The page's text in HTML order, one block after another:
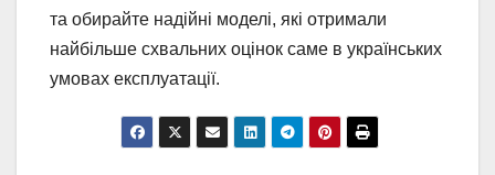
та обирайте надійні моделі, які отримали
найбільше схвальних оцінок саме в українських
умовах експлуатації.